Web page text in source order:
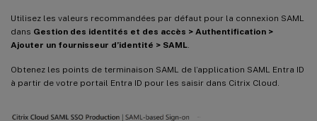
Utilisez les valeurs recommandées par défaut pour la connexion SAML
dans Gestion des identités et des accès > Authentification >
Ajouter un fournisseur d’identité > SAML.
Obtenez les points de terminaison SAML de l’application SAML Entra ID
à partir de votre portail Entra ID pour les saisir dans Citrix Cloud.